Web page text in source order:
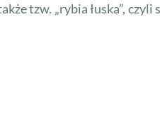
tzw. „rybia łuska”,